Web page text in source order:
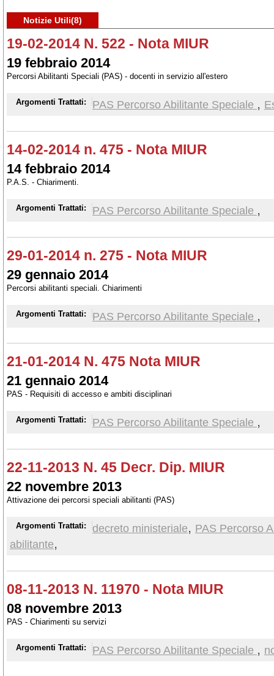
Notizie Utili(8)
19-02-2014 N. 522 - Nota MIUR
19 febbraio 2014
Percorsi Abilitanti Speciali (PAS) - docenti in servizio all'estero
Argomenti Trattati: PAS Percorso Abilitante Speciale ,
14-02-2014 n. 475 - Nota MIUR
14 febbraio 2014
P.A.S. - Chiarimenti.
Argomenti Trattati: PAS Percorso Abilitante Speciale ,
29-01-2014 n. 275 - Nota MIUR
29 gennaio 2014
Percorsi abilitanti speciali. Chiarimenti
Argomenti Trattati: PAS Percorso Abilitante Speciale ,
21-01-2014 N. 475 Nota MIUR
21 gennaio 2014
PAS - Requisiti di accesso e ambiti disciplinari
Argomenti Trattati: PAS Percorso Abilitante Speciale ,
22-11-2013 N. 45 Decr. Dip. MIUR
22 novembre 2013
Attivazione dei percorsi speciali abilitanti (PAS)
Argomenti Trattati: decreto ministeriale, PAS Percorso
abilitante,
08-11-2013 N. 11970 - Nota MIUR
08 novembre 2013
PAS - Chiarimenti su servizi
Argomenti Trattati: PAS Percorso Abilitante Speciale ,